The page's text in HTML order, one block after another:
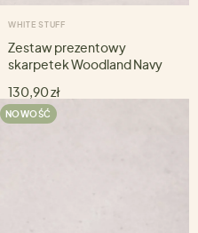
WHITE STUFF
Zestaw prezentowy
skarpetek Woodland Navy
130,90 zł
NOWOŚĆ